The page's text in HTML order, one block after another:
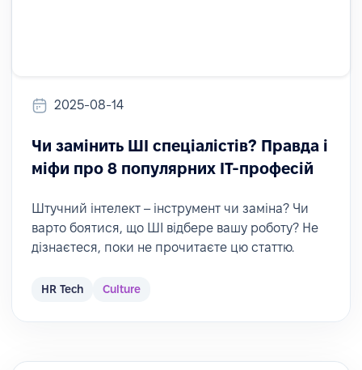
2025-08-14
Чи замінить ШІ спеціалістів? Правда і
міфи про 8 популярних ІТ-професій
Штучний інтелект – інструмент чи заміна? Чи
варто боятися, що ШІ відбере вашу роботу? Не
дізнаєтеся, поки не прочитаєте цю статтю.
HR Tech Culture